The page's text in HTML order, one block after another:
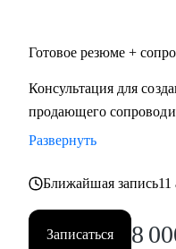
торговля (e-com, FMCG,
Я создаю
искреннем отношении к
Готовое резюме +
Консультация для
продающего
Развернуть
Ближайшая запись11
Записаться 8